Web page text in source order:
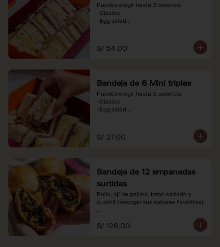
Puedes elegir hasta 3 sabores:
-Clásico
-Egg salad
referenciales.
S/ 54.00
Bandeja de 6 Mini triples
Puedes elegir hasta 3 sabores:
-Clásico
-Egg salad
referenciales.
S/ 27.00
Bandeja de 12 empanadas
surtidas
Pollo, ají de gallina, lomo saltado y
cuadril (escoger sus sabores favoritos)
*Nuestros precios están expresados en
soles e incluyen impuestos de ley y
S/ 126.00